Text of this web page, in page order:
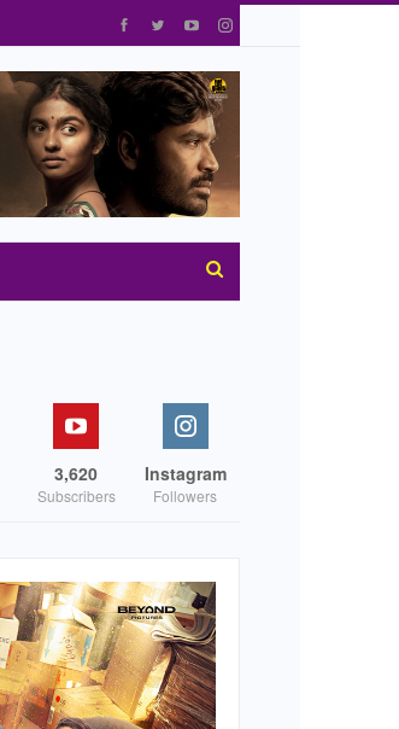
3,620
Subscribers
Instagram
Followers